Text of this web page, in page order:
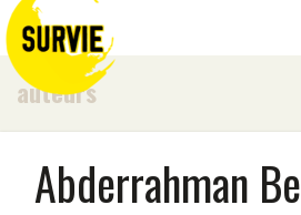
auteurs
Abderrahman